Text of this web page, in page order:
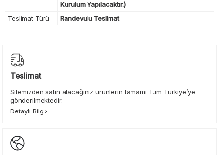
Kurulum Yapılacaktır.)
Teslimat Türü
Randevulu Teslimat
Teslimat
Sitemizden satın alacağınız ürünlerin tamamı Tüm Türkiye’ye
gönderilmektedir.
Detaylı Bilgi